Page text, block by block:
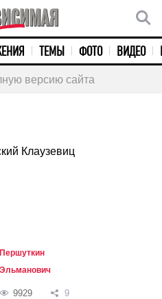
ТЕМЫ ФОТО ВИДЕО
версию сайта
Клаузевиц
9929 9